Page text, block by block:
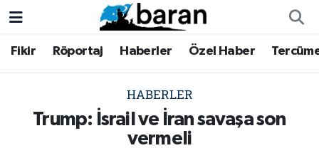
Fikir Röportaj Haberler Özel Haber
HABERLER
Trump: İsrail ve İran savaşa son
vermeli
Fikir
Haberler
Fikir
Haberler
Nöbetçi Eczaneler
Trafik Durumu